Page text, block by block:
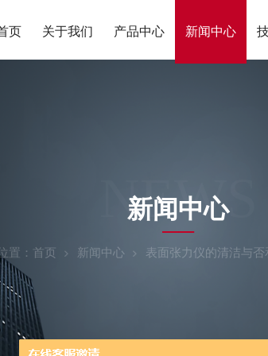
页 关于我们 产品中心 新闻中心
NEWS
新闻中心
置： 首页 新闻中心 表面张力仪的清洁与